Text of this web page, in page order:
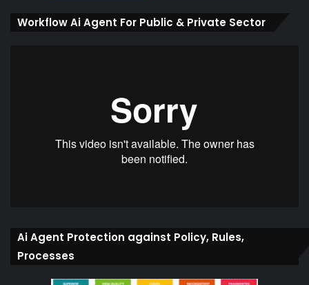
Workflow Ai Agent For Public & Private Sector
Ai Agent Protection against Policy, Rules,
Processes